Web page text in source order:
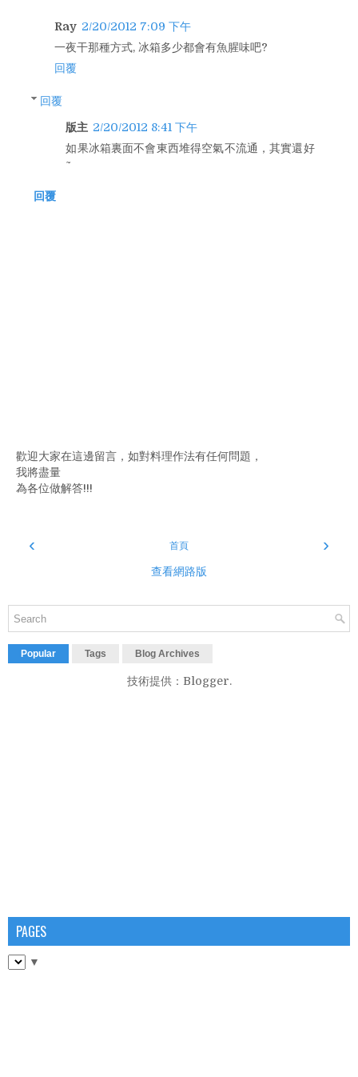
Ray 2/20/2012 7:09 下午
一夜干那種方式, 冰箱多少都會有魚腥味吧?
回覆
回覆
版主 2/20/2012 8:41 下午
如果冰箱裏面不會東西堆得空氣不流通，其實還好
~
回覆
歡迎大家在這邊留言，如對料理作法有任何問題，
我將盡量
為各位做解答!!!
‹ ›
首頁
查看網路版
Popular Tags Blog Archives
技術提供： Blogger.
PAGES
▼